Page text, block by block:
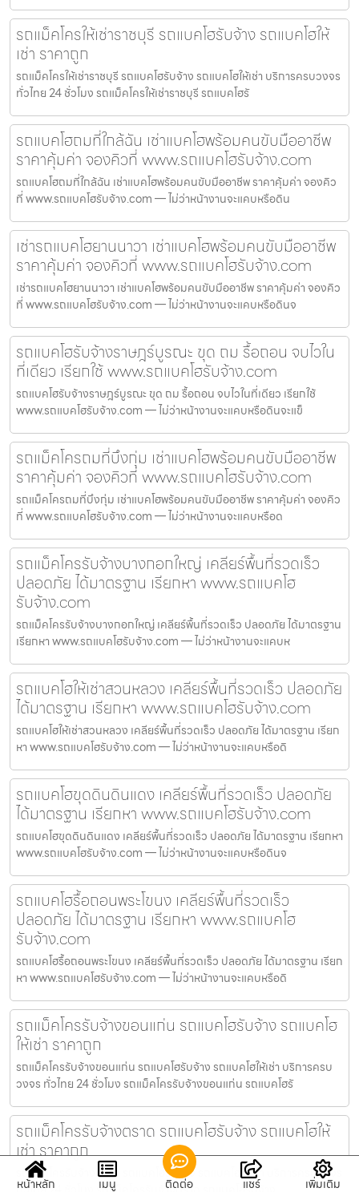
รถแม็คโครให้เช่าราชบุรี รถแบคโฮรับจ้าง รถแบคโฮให้
เช่า ราคาถูก
รถแม็คโครให้เช่าราชบุรี รถแบคโฮรับจ้าง รถแบคโฮให้เช่า บริการครบวงจร
ทั่วไทย 24 ชั่วโมง รถแม็คโครให้เช่าราชบุรี รถแบคโฮรั
รถแบคโฮถมที่ใกล้ฉัน เช่าแบคโฮพร้อมคนขับมืออาชีพ
ราคาคุ้มค่า จองคิวที่ www.รถแบคโฮรับจ้าง.com
รถแบคโฮถมที่ใกล้ฉัน เช่าแบคโฮพร้อมคนขับมืออาชีพ ราคาคุ้มค่า จองคิว
ที่ www.รถแบคโฮรับจ้าง.com — ไม่ว่าหน้างานจะแคบหรือดิน
เช่ารถแบคโฮยานนาวา เช่าแบคโฮพร้อมคนขับมืออาชีพ
ราคาคุ้มค่า จองคิวที่ www.รถแบคโฮรับจ้าง.com
เช่ารถแบคโฮยานนาวา เช่าแบคโฮพร้อมคนขับมืออาชีพ ราคาคุ้มค่า จองคิว
ที่ www.รถแบคโฮรับจ้าง.com — ไม่ว่าหน้างานจะแคบหรือดินจ
รถแบคโฮรับจ้างราษฎร์บูรณะ ขุด ถม รื้อถอน จบไวใน
ที่เดียว เรียกใช้ www.รถแบคโฮรับจ้าง.com
รถแบคโฮรับจ้างราษฎร์บูรณะ ขุด ถม รื้อถอน จบไวในที่เดียว เรียกใช้
www.รถแบคโฮรับจ้าง.com — ไม่ว่าหน้างานจะแคบหรือดินจะแข็
รถแม็คโครถมที่บึงกุ่ม เช่าแบคโฮพร้อมคนขับมืออาชีพ
ราคาคุ้มค่า จองคิวที่ www.รถแบคโฮรับจ้าง.com
รถแม็คโครถมที่บึงกุ่ม เช่าแบคโฮพร้อมคนขับมืออาชีพ ราคาคุ้มค่า จองคิว
ที่ www.รถแบคโฮรับจ้าง.com — ไม่ว่าหน้างานจะแคบหรือด
รถแม็คโครรับจ้างบางกอกใหญ่ เคลียร์พื้นที่รวดเร็ว
ปลอดภัย ได้มาตรฐาน เรียกหา www.รถแบคโฮ
รับจ้าง.com
รถแม็คโครรับจ้างบางกอกใหญ่ เคลียร์พื้นที่รวดเร็ว ปลอดภัย ได้มาตรฐาน
เรียกหา www.รถแบคโฮรับจ้าง.com — ไม่ว่าหน้างานจะแคบห
รถแบคโฮให้เช่าสวนหลวง เคลียร์พื้นที่รวดเร็ว ปลอดภัย
ได้มาตรฐาน เรียกหา www.รถแบคโฮรับจ้าง.com
รถแบคโฮให้เช่าสวนหลวง เคลียร์พื้นที่รวดเร็ว ปลอดภัย ได้มาตรฐาน เรียก
หา www.รถแบคโฮรับจ้าง.com — ไม่ว่าหน้างานจะแคบหรือดิ
รถแบคโฮขุดดินดินแดง เคลียร์พื้นที่รวดเร็ว ปลอดภัย
ได้มาตรฐาน เรียกหา www.รถแบคโฮรับจ้าง.com
รถแบคโฮขุดดินดินแดง เคลียร์พื้นที่รวดเร็ว ปลอดภัย ได้มาตรฐาน เรียกหา
www.รถแบคโฮรับจ้าง.com — ไม่ว่าหน้างานจะแคบหรือดินจ
รถแบคโฮรื้อถอนพระโขนง เคลียร์พื้นที่รวดเร็ว
ปลอดภัย ได้มาตรฐาน เรียกหา www.รถแบคโฮ
รับจ้าง.com
รถแบคโฮรื้อถอนพระโขนง เคลียร์พื้นที่รวดเร็ว ปลอดภัย ได้มาตรฐาน เรียก
หา www.รถแบคโฮรับจ้าง.com — ไม่ว่าหน้างานจะแคบหรือดิ
รถแม็คโครรับจ้างขอนแก่น รถแบคโฮรับจ้าง รถแบคโฮ
ให้เช่า ราคาถูก
รถแม็คโครรับจ้างขอนแก่น รถแบคโฮรับจ้าง รถแบคโฮให้เช่า บริการครบ
วงจร ทั่วไทย 24 ชั่วโมง รถแม็คโครรับจ้างขอนแก่น รถแบคโฮรั
รถแม็คโครรับจ้างตราด รถแบคโฮรับจ้าง รถแบคโฮให้
เช่า ราคาถูก
รถแม็คโครรับจ้างตราด รถแบคโฮรับจ้าง รถแบคโฮให้เช่า บริการครบวงจร
หน้าหลัก เมนู ติดต่อ แชร์ เพิ่มเติม